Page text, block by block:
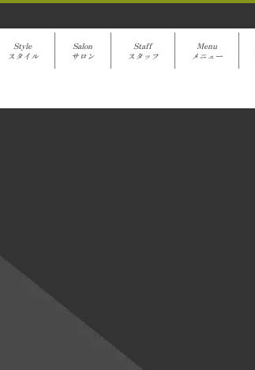
Style
スタイル
Salon
サロン
Staff
スタッフ
Menu
メニュー